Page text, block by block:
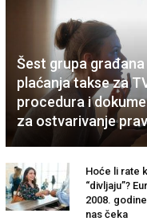
Šest grupa
plaćanja takse za
procedura i
za ostvarivanje
Hoće li rate
“divljaju”?
2008.
nas čeka